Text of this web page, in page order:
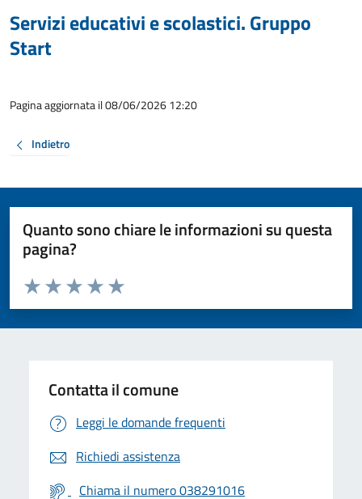
Servizi educativi e scolastici. Gruppo
Start
Pagina aggiornata il 08/06/2026 12:20
Indietro
Quanto sono chiare le informazioni su questa
pagina?
Valuta da 1 a 5 stelle la pagina
Valuta 5 stelle su 5
Valuta 4 stelle su 5
Valuta 3 stelle su 5
Valuta 2 stelle su 5
Valuta 1 stelle su 5
Contatta il comune
Leggi le domande frequenti
Richiedi assistenza
Chiama il numero 038291016